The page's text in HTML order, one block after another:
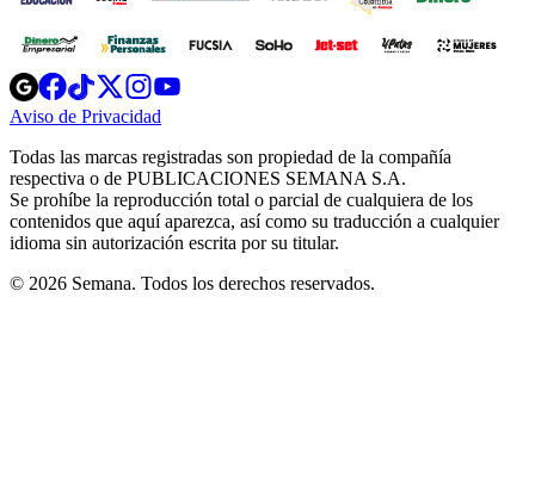
Opens
in
new
Opens
in
new
Opens
in
new
window
Opens
new
windowwindow
Aviso de Privacidad
new
window
Todas las marcas registradas son propiedad de la compañía
respectiva o de PUBLICACIONES SEMANA S.A.
Se prohíbe la reproducción total o parcial de cualquiera de los
contenidos que aquí aparezca, así como su traducción a cualquier
idioma sin autorización escrita por su titular.
© 2026 Semana. Todos los derechos reservados.